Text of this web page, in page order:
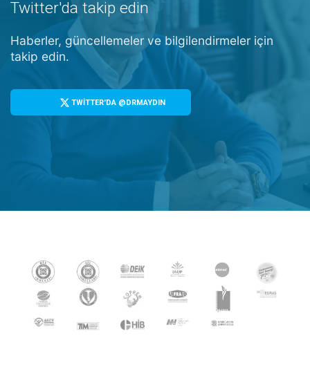
Twitter'da takip edin
Haberler, güncellemeler ve bilgilendirmeler için
takip edin.
TWİTTER'DA @DRMAYDIN